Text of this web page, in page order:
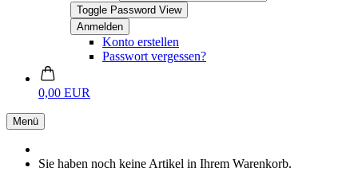
Toggle Password View
Konto erstellen
Passwort vergessen?
0,00 EUR
Menü
Sie haben noch keine Artikel in Ihrem Warenkorb.